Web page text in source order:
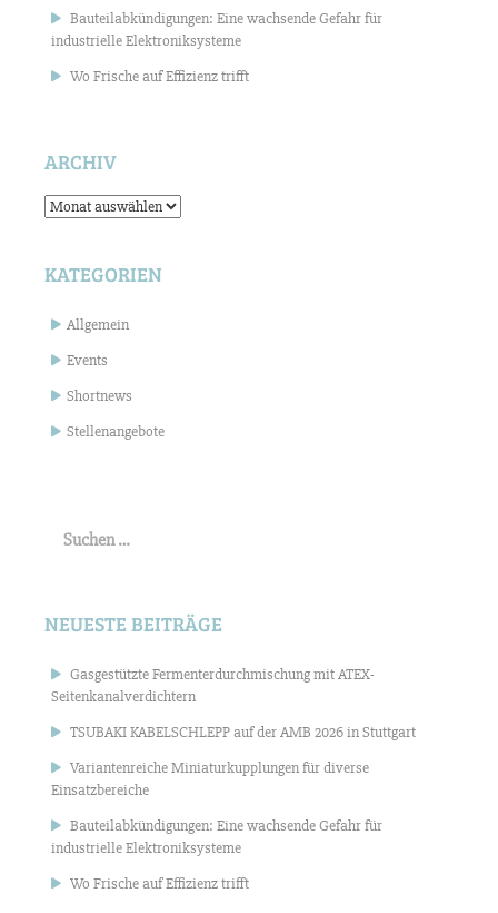
Bauteilabkündigungen: Eine wachsende Gefahr für
industrielle Elektroniksysteme
Wo Frische auf Effizienz trifft
ARCHIV
Archiv
KATEGORIEN
Allgemein
Events
Shortnews
Stellenangebote
nach:
NEUESTE BEITRÄGE
Gasgestützte Fermenterdurchmischung mit ATEX-
Seitenkanalverdichtern
TSUBAKI KABELSCHLEPP auf der AMB 2026 in Stuttgart
Variantenreiche Miniaturkupplungen für diverse
Einsatzbereiche
Bauteilabkündigungen: Eine wachsende Gefahr für
industrielle Elektroniksysteme
Wo Frische auf Effizienz trifft